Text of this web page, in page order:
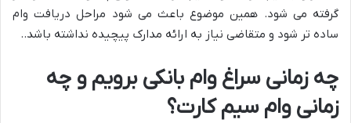
گرفته می شود. همین موضوع باعث می شود مراحل دریافت وام
ساده تر شود و متقاضی نیاز به ارائه مدارک پیچیده نداشته باشد..
چه زمانی سراغ وام بانکی برویم و چه
زمانی وام سیم کارت؟